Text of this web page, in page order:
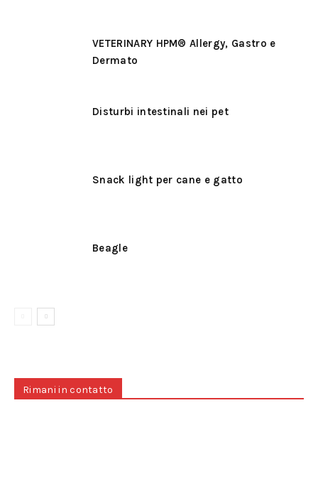
VETERINARY HPM® Allergy, Gastro e
Dermato
Disturbi intestinali nei pet
Snack light per cane e gatto
Beagle
Rimani in contatto